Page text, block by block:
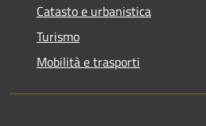
Catasto e urbanistica
Turismo
Mobilità e trasporti